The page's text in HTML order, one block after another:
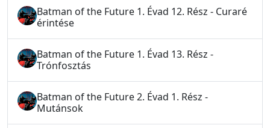
Batman of the Future 1. Évad 12. Rész - Curaré
érintése
Batman of the Future 1. Évad 13. Rész -
Trónfosztás
Batman of the Future 2. Évad 1. Rész -
Mutánsok